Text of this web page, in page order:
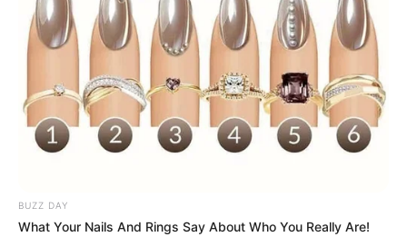
BUZZ DAY
What Your Nails And Rings Say About Who You Really Are!